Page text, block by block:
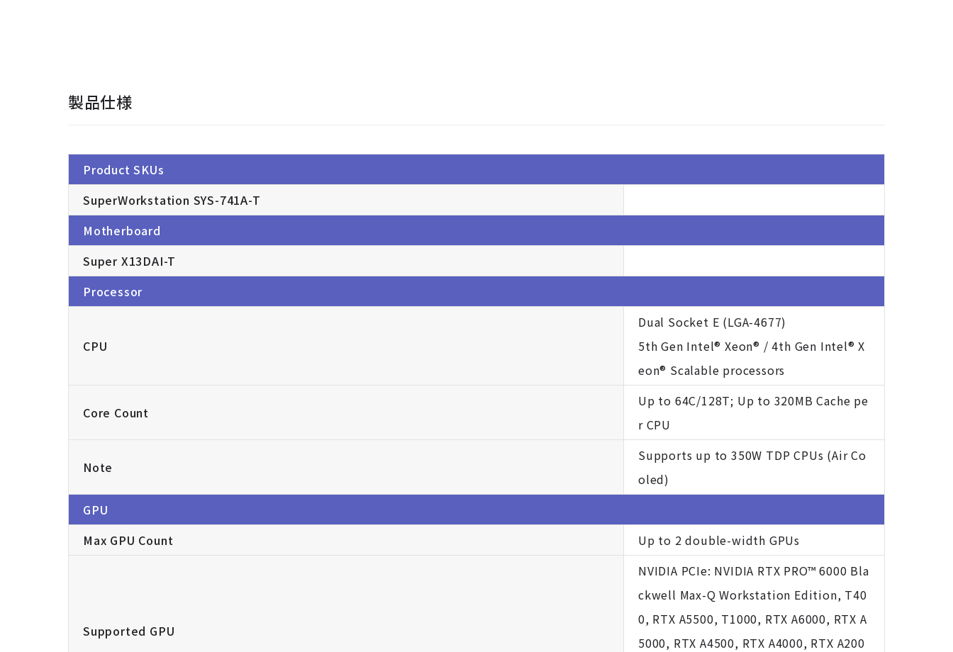
製品仕様
Product SKUs
SuperWorkstation SYS-741A-T
Motherboard
Super X13DAI-T
Processor
CPU
Dual Socket E (LGA-4677)
5th Gen Intel® Xeon® / 4th Gen Intel® X
eon® Scalable processors
Core Count
Up to 64C/128T; Up to 320MB Cache pe
r CPU
Note
Supports up to 350W TDP CPUs (Air Co
oled)
GPU
Max GPU Count
Up to 2 double-width GPUs
Supported GPU
NVIDIA PCIe: NVIDIA RTX PRO™ 6000 Bla
ckwell Max-Q Workstation Edition, T40
0, RTX A5500, T1000, RTX A6000, RTX A
5000, RTX A4500, RTX A4000, RTX A200